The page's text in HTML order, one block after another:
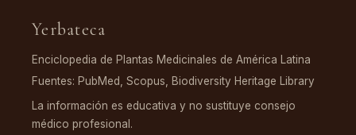
Yerbateca
Enciclopedia de Plantas Medicinales de América Latina
Fuentes: PubMed, Scopus, Biodiversity Heritage Library
La información es educativa y no sustituye consejo
médico profesional.